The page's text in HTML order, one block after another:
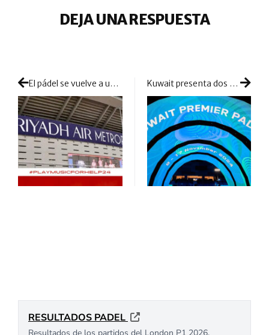
DEJA UNA RESPUESTA
El pádel se vuelve a unir al fútbol en la segunda edición del solidario Play & Music for Help Kuwait presenta dos cuadros con promesas de partidos grandes desde primera ronda